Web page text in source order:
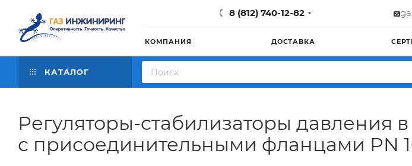
8 (812) 740-12-82
КОМПАНИЯ ДОСТАВКА
КАТАЛОГ
Регуляторы-стабилизаторы давления
с присоединительными фланцами PN